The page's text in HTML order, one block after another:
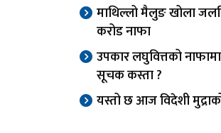
माथिल्लो मैलुङ खोला
करोड नाफा
उपकार लघुवित्तको
सूचक कस्ता ?
यस्तो छ आज विदेशी